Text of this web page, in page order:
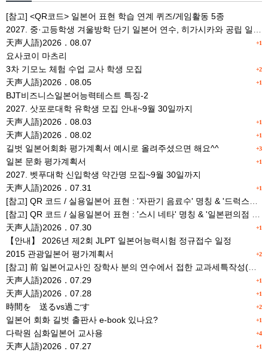
[참고] <QR코드> 일본어 표현 학습 연계 퀴즈/게임활동 5종
+1
天声人語)2026．08.07
요사코이 마츠리
+2
3차 기모노 체험 수업 교사 학생 모집
+1
天声人語)2026．08.05
BJT비즈니스일본어능력테스트 특징-2
2027. 삿포로대학 유학생 모집 안내~9월 30일까지
+1
天声人語)2026．08.03
+1
天声人語)2026．08.02
+3
길벗 일본어회화 평가계획서 예시로 올려주셨으면 해요^^
+1
일본 문화 평가계획서
2027. 벳푸대학 신입학생 약간명 모집~9월 30일까지
+1
天声人語)2026．07.31
+1
天声人語)2026．07.30
【안내】 2026년 제2회 JLPT 일본어능력시험 정규접수 일정
+2
2015 관광일본어 평가계획서
+1
天声人語)2026．07.29
+1
天声人語)2026．07.28
+2
時間を 送るvs過ごす
+1
일본어 회화 길벗 출판사 e-book 있나요?
+4
다락원 심화일본어 교사용
+1
天声人語)2026．07.27